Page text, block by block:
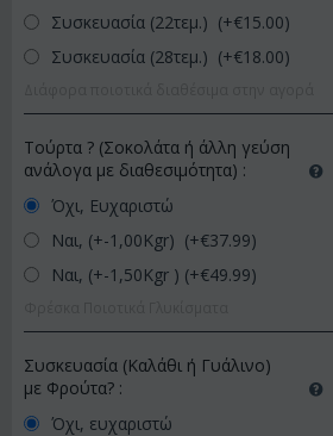
Συσκευασία (22τεμ.) (+€15.00)
Συσκευασία (28τεμ.) (+€18.00)
Τούρτα ? (Σοκολάτα ή άλλη γεύση
ανάλογα με διαθεσιμότητα) :
Όχι, Ευχαριστώ
Ναι, (+-1,00Kgr) (+€37.99)
Ναι, (+-1,50Kgr ) (+€49.99)
Συσκευασία (Καλάθι ή Γυάλινο)
με Φρούτα? :
Όχι, ευχαριστώ